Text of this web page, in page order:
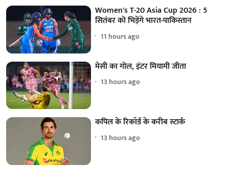
Women's T-20 Asia Cup 2026 : 5
सितंबर को भिड़ेंगे भारत-पाकिस्तान
11 hours ago
मेसी का गोल, इंटर मियामी जीता
13 hours ago
कपिल के रिकॉर्ड के करीब स्टार्क
13 hours ago